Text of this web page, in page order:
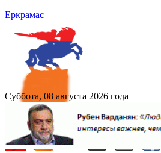
Еркрамас
Суббота, 08 августа 2026 года